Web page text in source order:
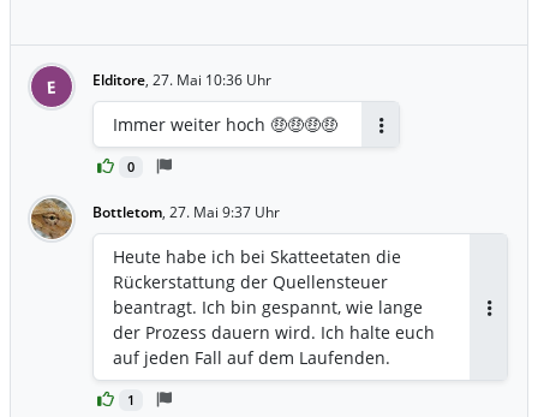
E Elditore, 27. Mai 10:36 Uhr
0
Immer weiter hoch 🤑🤑🤑🤑
Bottletom, 27. Mai 9:37 Uhr
1
Heute habe ich bei Skatteetaten die
Rückerstattung der Quellensteuer
beantragt. Ich bin gespannt, wie lange
der Prozess dauern wird. Ich halte euch
auf jeden Fall auf dem Laufenden.